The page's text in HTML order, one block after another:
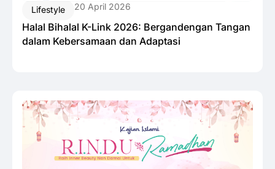
Lifestyle 20 April 2026
Halal Bihalal K-Link 2026: Bergandengan Tangan
dalam Kebersamaan dan Adaptasi